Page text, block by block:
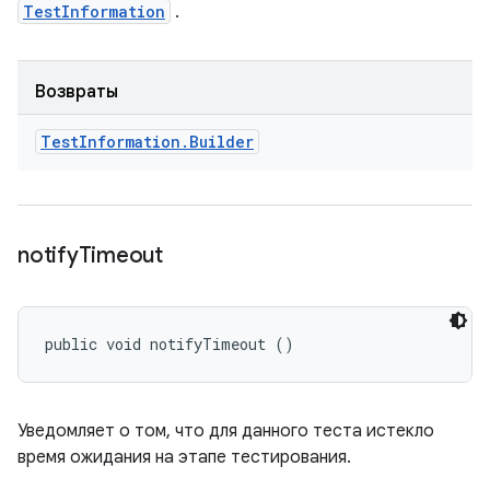
TestInformation .
Возвраты
TestInformation . Builder
notifyTimeout
public void notifyTimeout ()
Уведомляет о том, что для данного теста истекло
время ожидания на этапе тестирования.